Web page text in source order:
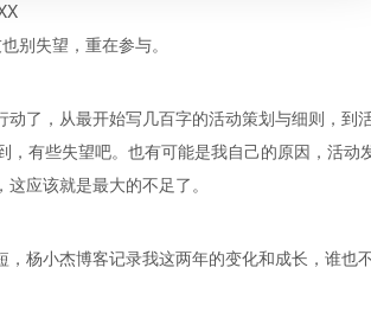
别失望，重在参与。
了，从最开始写几百字的活动策划与细则，到
有些失望吧。也有可能是我自己的原因，活动
应该就是最大的不足了。
杨小杰博客记录我这两年的变化和成长，谁也